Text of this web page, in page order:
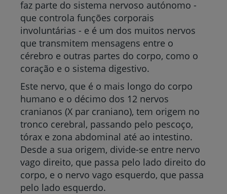
faz parte do sistema nervoso autónomo -
que controla funções corporais
involuntárias - e é um dos muitos nervos
que transmitem mensagens entre o
cérebro e outras partes do corpo, como o
coração e o sistema digestivo.
Este nervo, que é o mais longo do corpo
humano e o décimo dos 12 nervos
cranianos (X par craniano), tem origem no
tronco cerebral, passando pelo pescoço,
tórax e zona abdominal até ao intestino.
Desde a sua origem, divide-se entre nervo
vago direito, que passa pelo lado direito do
corpo, e o nervo vago esquerdo, que passa
pelo lado esquerdo.